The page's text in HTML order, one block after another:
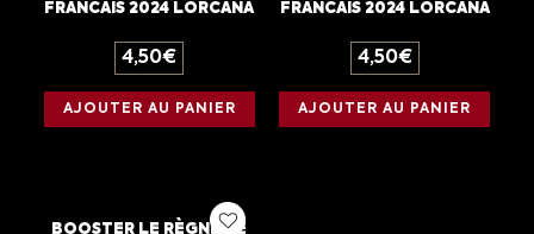
FRANCAIS 2024 LORCANA
4,50€
AJOUTER AU PANIER
FRANCAIS 2024 LORCANA
4,50€
AJOUTER AU PANIER
BOOSTER LE RÈGNE DE